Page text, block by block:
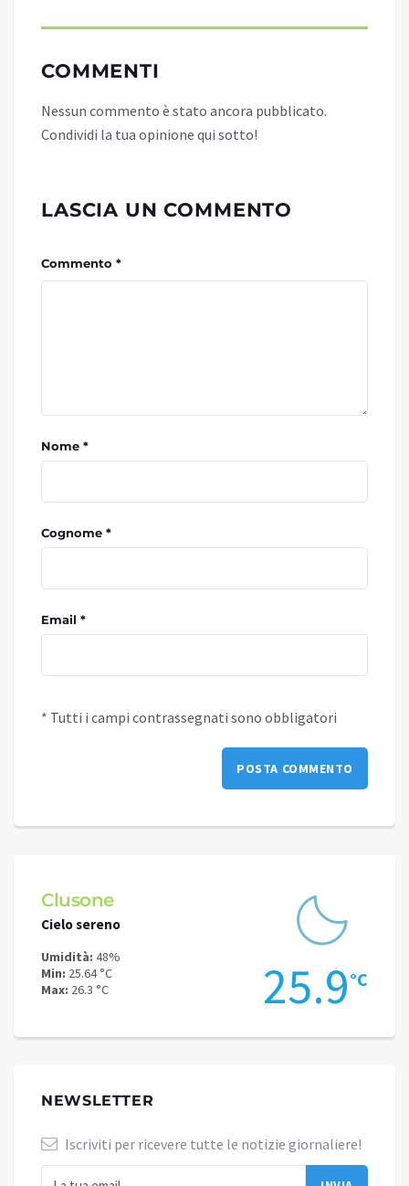
COMMENTI
Nessun commento è stato ancora pubblicato.
Condividi la tua opinione qui sotto!
LASCIA UN COMMENTO
Commento *
Nome *
Cognome *
Email *
* Tutti i campi contrassegnati sono obbligatori
Clusone
Cielo sereno
Umidità: 48%
Min: 25.64 °C
Max: 26.3 °C 25.9°C
NEWSLETTER
Iscriviti per ricevere tutte le notizie giornaliere!